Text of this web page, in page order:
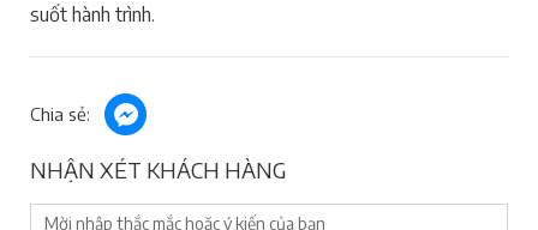
suốt hành trình.
Chia sẻ:
NHẬN XÉT KHÁCH HÀNG